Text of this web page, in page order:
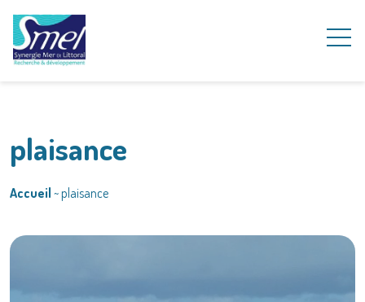
plaisance
Accueil ~plaisance